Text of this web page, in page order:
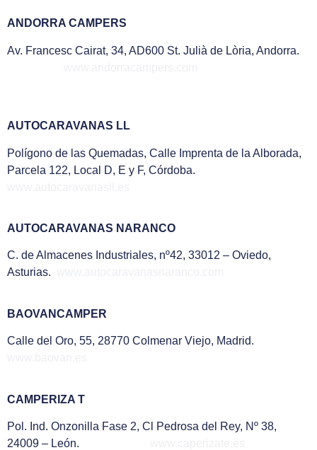
ANDORRA CAMPERS
Av. Francesc Cairat, 34, AD600 St. Julià de Lòria, Andorra.
AUTOCARAVANAS LL
Polígono de las Quemadas, Calle Imprenta de la Alborada,
Parcela 122, Local D, E y F, Córdoba.
AUTOCARAVANAS NARANCO
C. de Almacenes Industriales, nº42, 33012 – Oviedo,
Asturias.
BAOVANCAMPER
Calle del Oro, 55, 28770 Colmenar Viejo, Madrid.
CAMPERIZA T
Pol. Ind. Onzonilla Fase 2, Cl Pedrosa del Rey, Nº 38,
24009 – León.